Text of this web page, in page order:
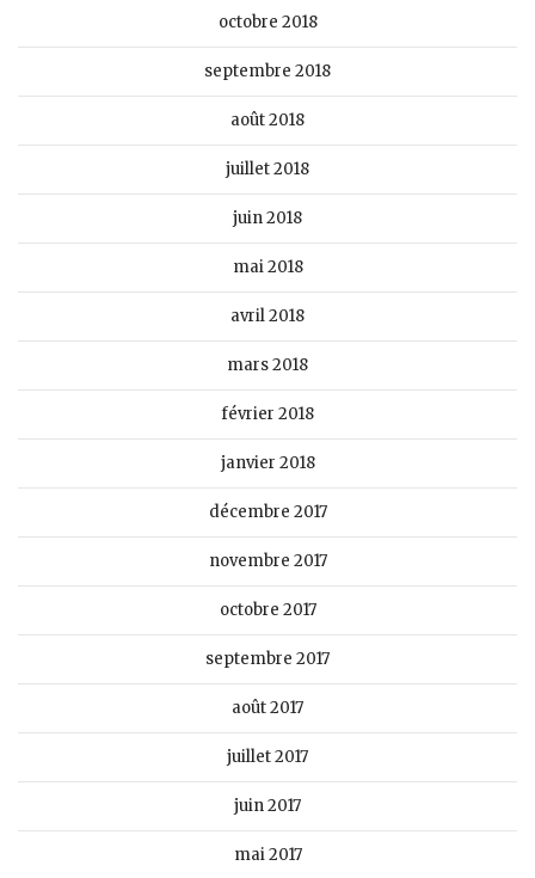
octobre 2018
septembre 2018
août 2018
juillet 2018
juin 2018
mai 2018
avril 2018
mars 2018
février 2018
janvier 2018
décembre 2017
novembre 2017
octobre 2017
septembre 2017
août 2017
juillet 2017
juin 2017
mai 2017